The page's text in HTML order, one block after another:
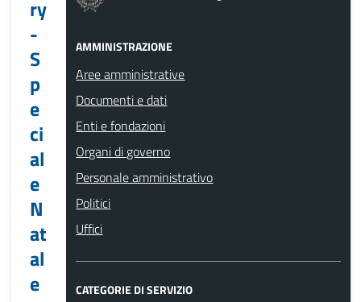
ry
-
S
p
e
ci
al
e
N
at
al
e
AMMINISTRAZIONE
Aree amministrative
Documenti e dati
Enti e fondazioni
Organi di governo
Personale amministrativo
Politici
Uffici
CATEGORIE DI SERVIZIO